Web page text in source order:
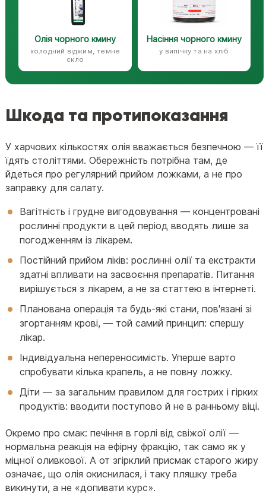
Олія чорного кмину
холодний віджим, темне
скло
Насіння чорного кмину
у випічку та на хліб
Шкода та протипоказання
У харчових кількостях олія вважається безпечною — її
їдять століттями. Обережність потрібна там, де
йдеться про регулярний прийом ложками, а не про
заправку для салату.
Вагітність і грудне вигодовування — концентровані
рослинні продукти в цей період вводять лише за
погодженням із лікарем.
Постійний прийом ліків: рослинні олії та екстракти
здатні впливати на засвоєння препаратів. Питання
вирішується з лікарем, а не за статтею в інтернеті.
Планована операція та будь-які стани, пов'язані зі
згортанням крові, — той самий принцип: спершу
лікар.
Індивідуальна непереносимість. Уперше варто
спробувати кілька крапель, а не повну ложку.
Діти — за загальним правилом для гострих і гірких
продуктів: вводити поступово й не в ранньому віці.
Окремо про смак: печіння в горлі від свіжої олії —
нормальна реакція на ефірну фракцію, так само як у
міцної оливкової. А от згірклий присмак старого жиру
означає, що олія окиснилася, і таку пляшку треба
викинути, а не «допивати курс».